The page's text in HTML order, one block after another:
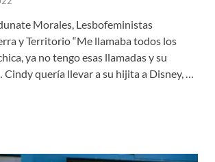
Morales, Lesbofeministas
y Territorio “Me llamaba todos los
ya no tengo esas llamadas y su
Cindy quería llevar a su hijita a Disney, …